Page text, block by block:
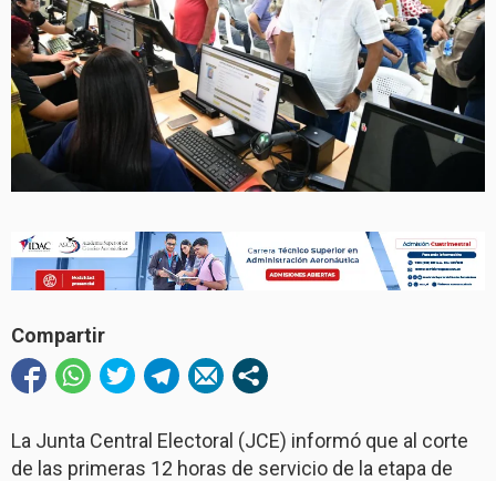
Compartir
La Junta Central Electoral (JCE) informó que al corte
de las primeras 12 horas de servicio de la etapa de